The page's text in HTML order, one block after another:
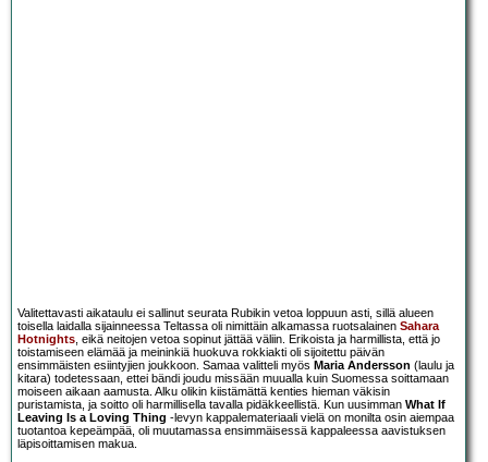
Valitettavasti aikataulu ei sallinut seurata Rubikin vetoa loppuun asti, sillä alueen
toisella laidalla sijainneessa Teltassa oli nimittäin alkamassa ruotsalainen Sahara
Hotnights, eikä neitojen vetoa sopinut jättää väliin. Erikoista ja harmillista, että jo
toistamiseen elämää ja meininkiä huokuva rokkiakti oli sijoitettu päivän
ensimmäisten esiintyjien joukkoon. Samaa valitteli myös Maria Andersson (laulu ja
kitara) todetessaan, ettei bändi joudu missään muualla kuin Suomessa soittamaan
moiseen aikaan aamusta. Alku olikin kiistämättä kenties hieman väkisin
puristamista, ja soitto oli harmillisella tavalla pidäkkeellistä. Kun uusimman What If
Leaving Is a Loving Thing -levyn kappalemateriaali vielä on monilta osin aiempaa
tuotantoa kepeämpää, oli muutamassa ensimmäisessä kappaleessa aavistuksen
läpisoittamisen makua.